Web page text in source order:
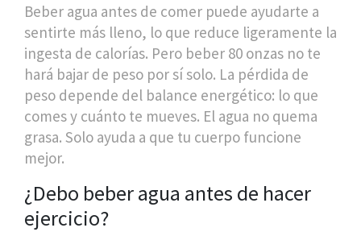
Beber agua antes de comer puede ayudarte a
sentirte más lleno, lo que reduce ligeramente la
ingesta de calorías. Pero beber 80 onzas no te
hará bajar de peso por sí solo. La pérdida de
peso depende del balance energético: lo que
comes y cuánto te mueves. El agua no quema
grasa. Solo ayuda a que tu cuerpo funcione
mejor.
¿Debo beber agua antes de hacer
ejercicio?